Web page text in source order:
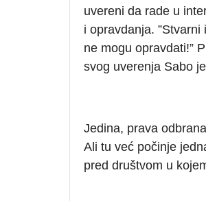
uvereni da rade u
i opravdanja.
ne mogu opravdati!”
svog uverenja Sabo
Jedina, prava
Ali tu već počinje
pred društvom u